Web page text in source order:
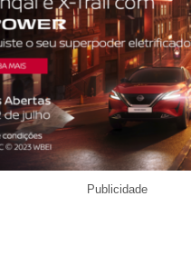
Publicidade